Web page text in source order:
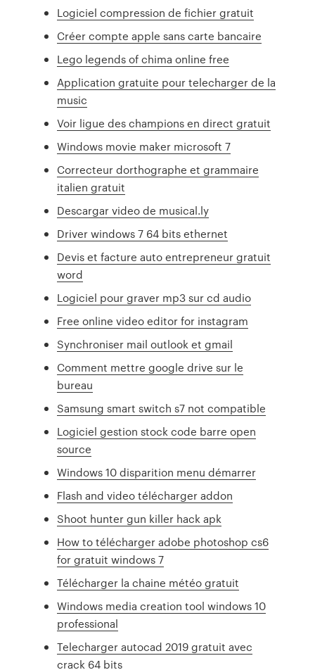
Logiciel compression de fichier gratuit
Créer compte apple sans carte bancaire
Lego legends of chima online free
Application gratuite pour telecharger de la
music
Voir ligue des champions en direct gratuit
Windows movie maker microsoft 7
Correcteur dorthographe et grammaire
italien gratuit
Descargar video de musical.ly
Driver windows 7 64 bits ethernet
Devis et facture auto entrepreneur gratuit
word
Logiciel pour graver mp3 sur cd audio
Free online video editor for instagram
Synchroniser mail outlook et gmail
Comment mettre google drive sur le
bureau
Samsung smart switch s7 not compatible
Logiciel gestion stock code barre open
source
Windows 10 disparition menu démarrer
Flash and video télécharger addon
Shoot hunter gun killer hack apk
How to télécharger adobe photoshop cs6
for gratuit windows 7
Télécharger la chaine météo gratuit
Windows media creation tool windows 10
professional
Telecharger autocad 2019 gratuit avec
crack 64 bits